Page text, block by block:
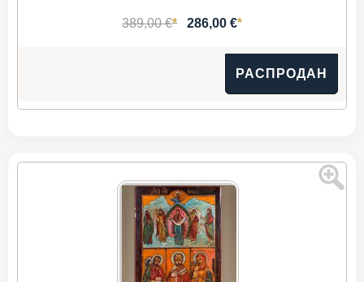
389,00 €* 286,00 €*
РАСПРОДАН